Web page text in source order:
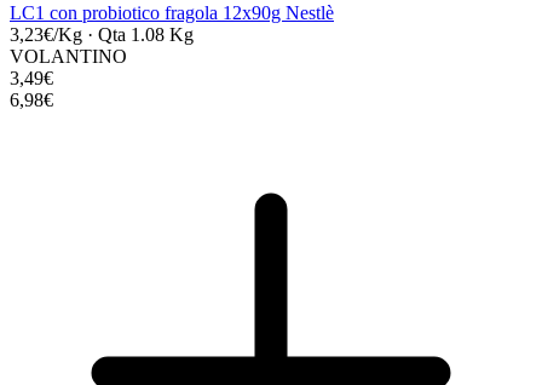
LC1 con probiotico fragola 12x90g Nestlè
3,23€/Kg · Qta 1.08 Kg
VOLANTINO
3,49€
6,98€